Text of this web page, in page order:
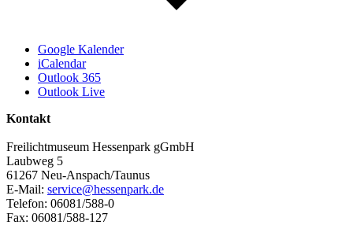
Google Kalender
iCalendar
Outlook 365
Outlook Live
Kontakt
Freilichtmuseum Hessenpark gGmbH
Laubweg 5
61267 Neu-Anspach/Taunus
E-Mail: service@hessenpark.de
Telefon: 06081/588-0
Fax: 06081/588-127